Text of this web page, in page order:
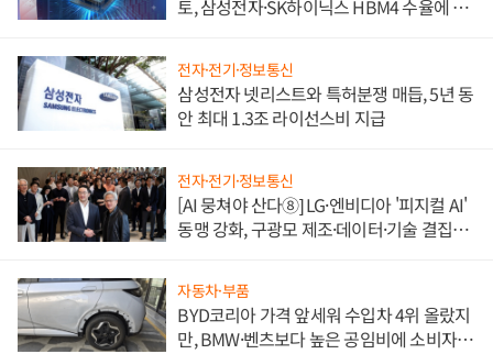
토, 삼성전자·SK하이닉스 HBM4 수율에 주
전자·전기·정보통신
삼성전자 넷리스트와 특허분쟁 매듭, 5년 동
안 최대 1.3조 라이선스비 지급
전자·전기·정보통신
[AI 뭉쳐야 산다⑧] LG·엔비디아 '피지컬 AI'
동맹 강화, 구광모 제조·데이터·기술 결집
자동차·부품
BYD코리아 가격 앞세워 수입차 4위 올랐지
만, BMW·벤츠보다 높은 공임비에 소비자